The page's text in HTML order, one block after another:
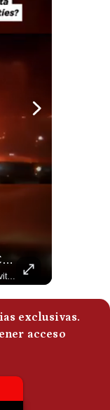
El FRACASO Militar Más Caro De Medio Oriente | #radar24
El internacionalista Roberto Heimovits señaló que Arabia Saudita posee armamento avanzado comprado por decenas de miles de millones de dólares. Sin embargo, recuerda que combatió durante siete años contra los hutíes sin conseguir derrotarlos, pese a la enorme diferencia de poder militar. #ArabiaSaudita #Hutíes #RobertoHeimovits #Geopolítica #Guerra #NoticiasInternacionales #Shorts 👉 Suscríbete y activa la campana para no perderte nuestro análisis diario. 🌎 Síguenos en nuestras redes sociales: 📌 Web oficial: https://gestion.pe/mundo/ 📌 LinkedIn: http://bit.ly/3HYIET0 📌 X (Twitter): http://bit.ly/4noZtX9 📌 TikTok: http://bit.ly/4evB6TO